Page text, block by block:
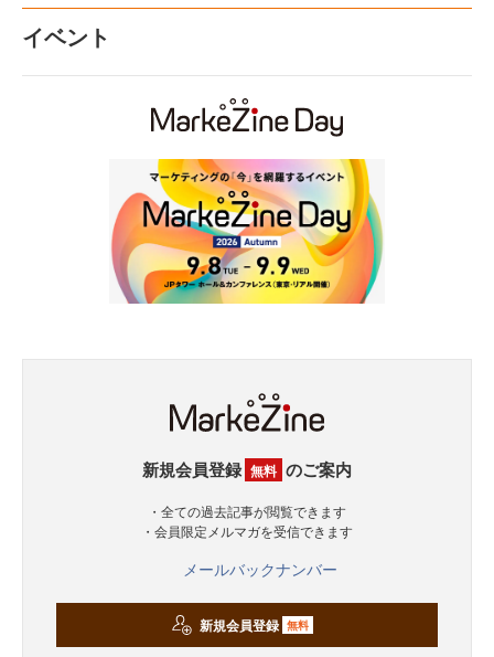
イベント
新規会員登録 無料 のご案内
・全ての過去記事が閲覧できます
・会員限定メルマガを受信できます
メールバックナンバー
新規会員登録 無料